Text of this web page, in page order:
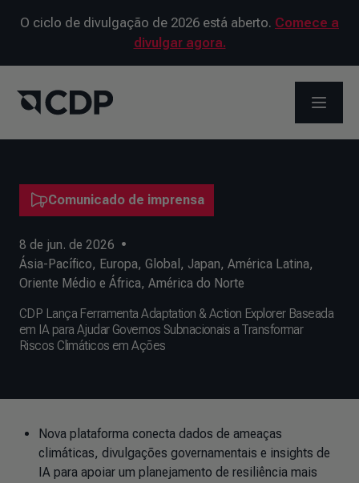
O ciclo de divulgação de 2026 está aberto. Comece a
divulgar agora.
ABRIR
Comunicado de imprensa
8 de jun. de 2026 •
Ásia-Pacífico, Europa, Global , Japan, América Latina,
Oriente Médio e África, América do Norte
CDP Lança Ferramenta Adaptation & Action Explorer Baseada
em IA para Ajudar Governos Subnacionais a Transformar
Riscos Climáticos em Ações
Nova plataforma conecta dados de ameaças
climáticas, divulgações governamentais e insights de
IA para apoiar um planejamento de resiliência mais